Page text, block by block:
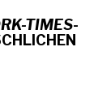
TIMES-